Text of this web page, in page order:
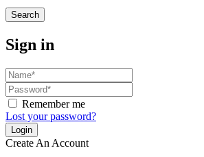
Search
Sign in
Remember me
Lost your password?
Create An Account